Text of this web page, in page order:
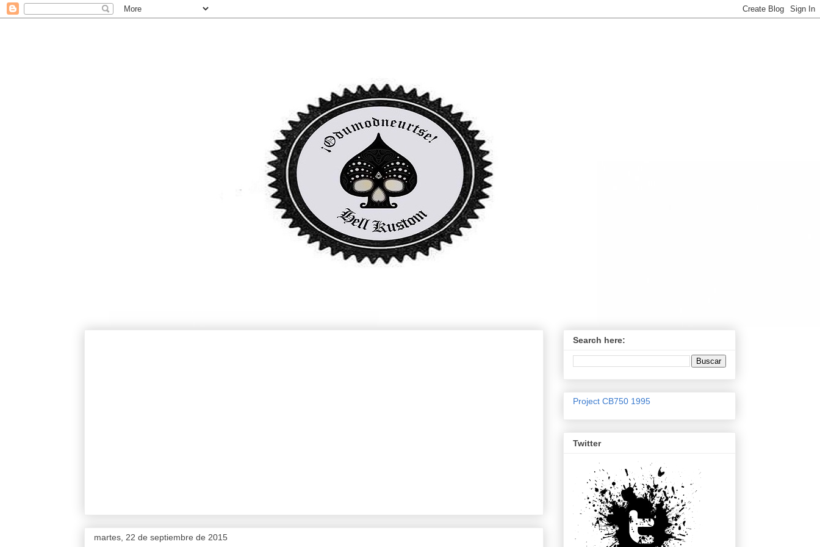
martes, 22 de septiembre de 2015
Search here:
Project CB750 1995
Twitter